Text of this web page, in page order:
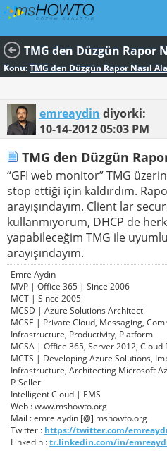
TMG den Düzgün Rapor
Konu:TMG den Düzgün Rapor Nasıl
emreaydin diyorki:
10-14-201205:03 PM
TMG den Düzgün
“GFI web monitor” TMG
stop ettiği için kaldırdım.
arayışındayım. Client lar
kullanmıyorum, DHCP de
yapabileceğim TMG ile
arayışındayım.
Emre Aydın
MVP | Office 365 | Since 2006
MCT | Since 2005
MCSD | Azure Solutions Architect
MCSE | Private Cloud, Messaging,
Infrastructure, Productivity, Platform
MCSA | Office 365, Server 2012, Cloud
MCTS | Developing Azure Solutions,
Infrastructure, Architecting Microsoft
P-Seller
Intelligent Cloud | EMS
Web : www.mshowto.org
Mail : emre.aydin [@] mshowto.org
Twitter : https://twitter.com/
Linkedin :tr.linkedin.com/in/